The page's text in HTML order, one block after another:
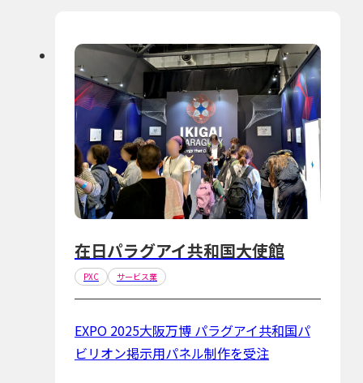
在日パラグアイ共和国大使館
PXC サービス業
EXPO 2025大阪万博 パラグアイ共和国パ
ビリオン掲示用パネル制作を受注